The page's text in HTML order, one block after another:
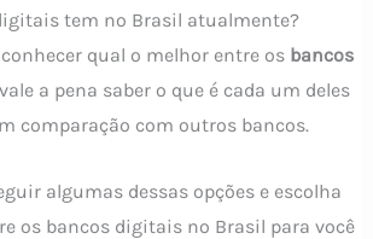
tem no Brasil atualmente?
qual o melhor entre os bancos
a pena saber o que é cada um deles
comparação com outros bancos.
algumas dessas opções e escolha
os bancos digitais no Brasil para você